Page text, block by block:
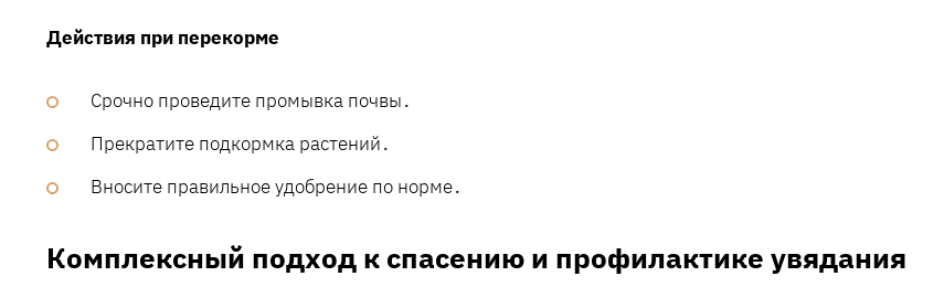
Действия при перекорме
Срочно проведите промывка почвы․
Прекратите подкормка растений․
Вносите правильное удобрение по норме․
Комплексный подход к спасению и профилактике увядания